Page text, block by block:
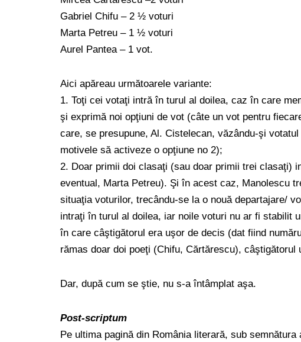
Gabriel Chifu – 2 ½ voturi
Marta Petreu – 1 ½ voturi
Aurel Pantea – 1 vot.
Aici apăreau următoarele variante:
1. Toţi cei votaţi intră în turul al doilea, caz în care
şi exprimă noi opţiuni de vot (câte un vot pentru
care, se presupune, Al. Cistelecan, văzându-şi
motivele să activeze o opţiune no 2);
2. Doar primii doi clasaţi (sau doar primii trei clasaţi)
eventual, Marta Petreu). Şi în acest caz, Manolescu
situaţia voturilor, trecându-se la o nouă departajare/
intraţi în turul al doilea, iar noile voturi nu ar fi stabilit
în care câştigătorul era uşor de decis (dat fiind
rămas doar doi poeţi (Chifu, Cărtărescu),
Dar, după cum se ştie, nu s-a întâmplat aşa.
Post-scriptum
Pe ultima pagină din România literară, sub